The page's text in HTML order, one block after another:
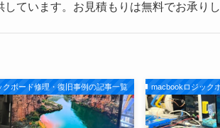
しています。お見積もりは無料でお承り
クボード修理・復旧事例の記事一覧 macbookロジック